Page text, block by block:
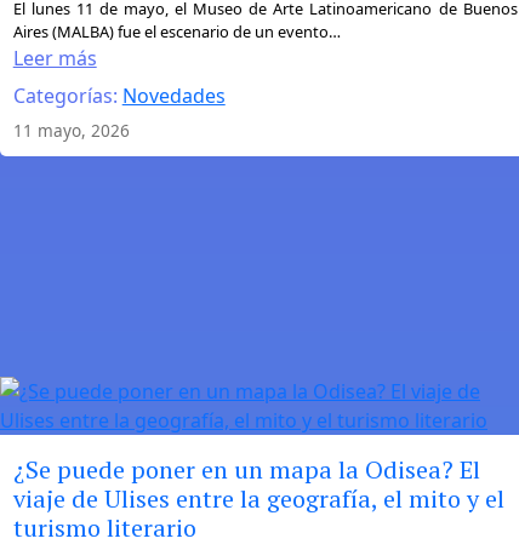
El lunes 11 de mayo, el Museo de Arte Latinoamericano de Buenos
Aires (MALBA) fue el escenario de un evento…
Leer más
:
Mo
Yan
y
los
vínculos
Categorías: Novedades
11 mayo, 2026
¿Se puede poner en un mapa la Odisea? El
viaje de Ulises entre la geografía, el mito y el
turismo literario